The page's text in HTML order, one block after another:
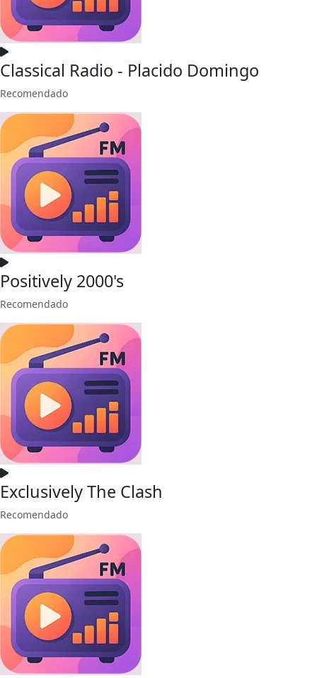
Classical Radio - Placido Domingo
Recomendado
Positively 2000's
Recomendado
Exclusively The Clash
Recomendado